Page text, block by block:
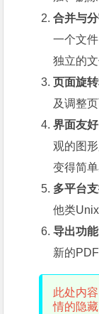
合并与
一个文
独立的文
页面旋
及调整
界面友好
观的图
变得简单
多平台
他类
导出功能
新的
此处内
情的隐